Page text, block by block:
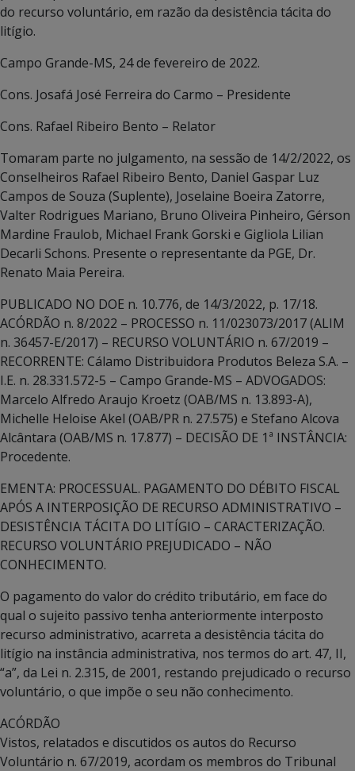
do recurso voluntário, em razão da desistência tácita do
litígio.
Campo Grande-MS, 24 de fevereiro de 2022.
Cons. Josafá José Ferreira do Carmo – Presidente
Cons. Rafael Ribeiro Bento – Relator
Tomaram parte no julgamento, na sessão de 14/2/2022, os
Conselheiros Rafael Ribeiro Bento, Daniel Gaspar Luz
Campos de Souza (Suplente), Joselaine Boeira Zatorre,
Valter Rodrigues Mariano, Bruno Oliveira Pinheiro, Gérson
Mardine Fraulob, Michael Frank Gorski e Gigliola Lilian
Decarli Schons. Presente o representante da PGE, Dr.
Renato Maia Pereira.
PUBLICADO NO DOE n. 10.776, de 14/3/2022, p. 17/18.
ACÓRDÃO n. 8/2022 – PROCESSO n. 11/023073/2017 (ALIM
n. 36457-E/2017) – RECURSO VOLUNTÁRIO n. 67/2019 –
RECORRENTE: Cálamo Distribuidora Produtos Beleza S.A. –
I.E. n. 28.331.572-5 – Campo Grande-MS – ADVOGADOS:
Marcelo Alfredo Araujo Kroetz (OAB/MS n. 13.893-A),
Michelle Heloise Akel (OAB/PR n. 27.575) e Stefano Alcova
Alcântara (OAB/MS n. 17.877) – DECISÃO DE 1ª INSTÂNCIA:
Procedente.
EMENTA: PROCESSUAL. PAGAMENTO DO DÉBITO FISCAL
APÓS A INTERPOSIÇÃO DE RECURSO ADMINISTRATIVO –
DESISTÊNCIA TÁCITA DO LITÍGIO – CARACTERIZAÇÃO.
RECURSO VOLUNTÁRIO PREJUDICADO – NÃO
CONHECIMENTO.
O pagamento do valor do crédito tributário, em face do
qual o sujeito passivo tenha anteriormente interposto
recurso administrativo, acarreta a desistência tácita do
litígio na instância administrativa, nos termos do art. 47, II,
“a”, da Lei n. 2.315, de 2001, restando prejudicado o recurso
voluntário, o que impõe o seu não conhecimento.
ACÓRDÃO
Vistos, relatados e discutidos os autos do Recurso
Voluntário n. 67/2019, acordam os membros do Tribunal